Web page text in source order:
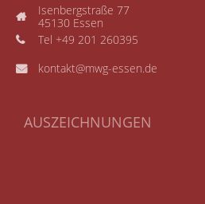
Isenbergstraße 77
45130 Essen
Tel +49 201 260395
kontakt@mwg-essen.de
AUSZEICHNUNGEN